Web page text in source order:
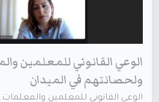
الوعي القانوني للمعلمين
ولحصانتهم في الميدان
الوعي القانوني للمعلمين